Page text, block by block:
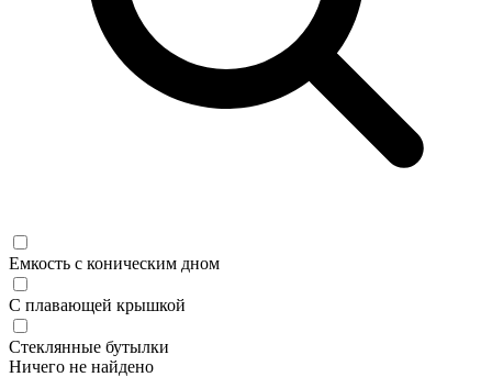
Емкость с коническим дном
С плавающей крышкой
Стеклянные бутылки
Ничего не найдено